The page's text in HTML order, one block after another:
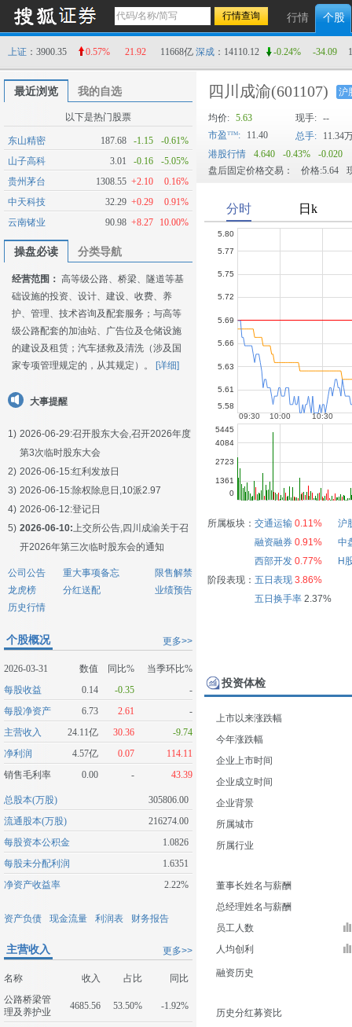
行情 个股
上证 ：3900.35 0.57% 21.92 11668亿 深成 ：14110.12 -0.24% -34.09
最近浏览 我的自选
以下是热门股票
东山精密 187.68 -1.15
-0.61%
山子高科
3.01 -0.16
-5.05%
贵州茅台
1308.55 +2.10
0.16%
中天科技
32.29 +0.29
0.91%
云南锗业
90.98 +8.27 10.00%
操盘必读 分类导航
经营范围： 高等级公路、桥梁、隧道等基
础设施的投资、设计、建设、收费、养
护、管理、技术咨询及配套服务；与高等
级公路配套的加油站、广告位及仓储设施
的建设及租赁；汽车拯救及清洗（涉及国
家专项管理规定的，从其规定）。
[详细]
大事提醒
1) 2026-06-29:召开股东大会,召开2026年度
第3次临时股东大会
2) 2026-06-15:红利发放日
3) 2026-06-15:除权除息日,10派2.97
4) 2026-06-12:登记日
5) 2026-06-10:上交所公告,四川成渝关于召
开2026年第三次临时股东会的通知
公司公告 重大事项备忘
限售解禁
龙虎榜
分红送配
业绩预告
历史行情
更多>>
个股概况
2026-03-31 数值 同比%
当季环比%
每股收益
0.14 -0.35
-
每股净资产
6.73 2.61
-
主营收入
24.11亿 30.36
-9.74
净利润
4.57亿 0.07
114.11
销售毛利率
0.00 - 43.39
总股本(万股)
305806.00
流通股本(万股)
216274.00
每股资本公积金
1.0826
每股未分配利润
1.6351
净资产收益率
2.22%
资产负债 现金流量 利润表 财务报告
更多>>
主营收入
名称 收入 占比
同比
公路桥梁管
理及养护业
4685.56 53.50% -1.92%
四川成渝(601107) 沪
均价: 5.63 现手: --
市盈
: 11.40 总手:
11.34
港股行情
4.640 -0.43%
-0.020
盘后固定价格交易：
价格:5.64
所属板块： 交通运输 0.11%
沪
融资融券 0.91%
中
西部开发 0.77%
H
阶段表现： 五日表现 3.86%
五日换手率2.37%
投资体检
上市以来涨跌幅
今年涨跌幅
企业上市时间
企业成立时间
企业背景
所属城市
所属行业
董事长姓名与薪酬
总经理姓名与薪酬
员工人数
人均创利
融资历史
历史分红募资比